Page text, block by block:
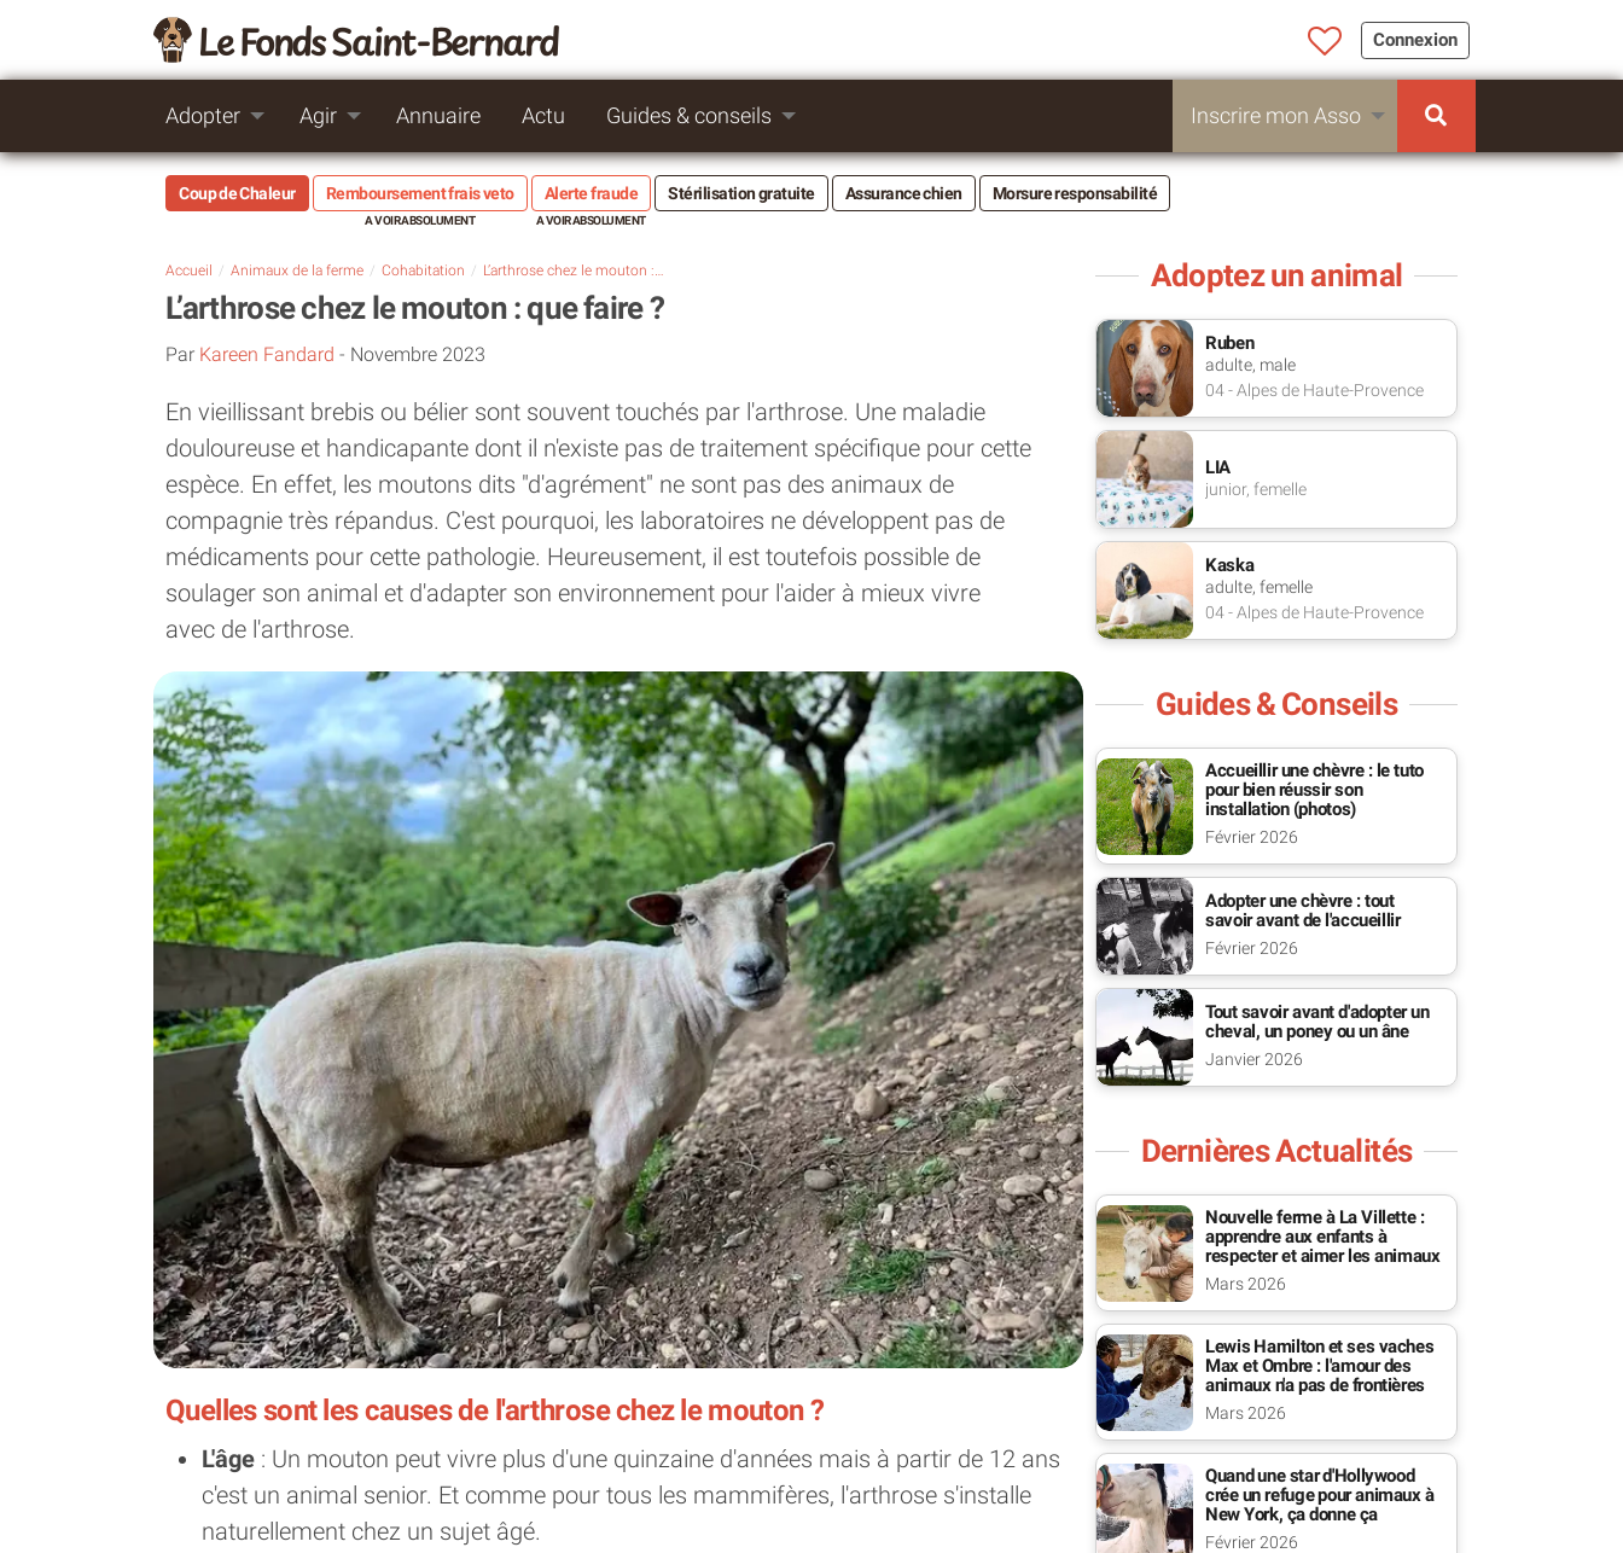
Le Fonds Saint-Bernard Connexion
Adopter Agir Annuaire Actu Guides & conseils Inscrire mon Asso
Coup de Chaleur Remboursement frais veto Alerte fraude Stérilisation gratuite Assurance chien Morsure responsabilité
Accueil Animaux de la ferme Cohabitation L’arthrose chez le mouton : que faire ?
L’arthrose chez le mouton : que faire ?
Par Kareen Fandard - Novembre 2023
En vieillissant brebis ou bélier sont souvent touchés par l'arthrose. Une maladie
douloureuse et handicapante dont il n'existe pas de traitement spécifique pour cette
espèce. En effet, les moutons dits "d'agrément" ne sont pas des animaux de
compagnie très répandus. C'est pourquoi, les laboratoires ne développent pas de
médicaments pour cette pathologie. Heureusement, il est toutefois possible de
soulager son animal et d'adapter son environnement pour l'aider à mieux vivre
avec de l'arthrose.
Quelles sont les causes de l'arthrose chez le mouton ?
L'âge : Un mouton peut vivre plus d'une quinzaine d'années mais à partir de 12 ans
c'est un animal senior. Et comme pour tous les mammifères, l'arthrose s'installe
naturellement chez un sujet âgé.
Adoptez un animal
Ruben
adulte, male
04 - Alpes de Haute-Provence
LIA
junior, femelle
Kaska
adulte, femelle
04 - Alpes de Haute-Provence
Guides & Conseils
Accueillir une chèvre : le tuto
pour bien réussir son
installation (photos)
Février 2026
Adopter une chèvre : tout
savoir avant de l'accueillir
Février 2026
Tout savoir avant d'adopter un
cheval, un poney ou un âne
Janvier 2026
Dernières Actualités
Nouvelle ferme à La Villette :
apprendre aux enfants à
respecter et aimer les animaux
Mars 2026
Lewis Hamilton et ses vaches
Max et Ombre : l'amour des
animaux n'a pas de frontières
Mars 2026
Quand une star d'Hollywood
crée un refuge pour animaux à
New York, ça donne ça
Février 2026